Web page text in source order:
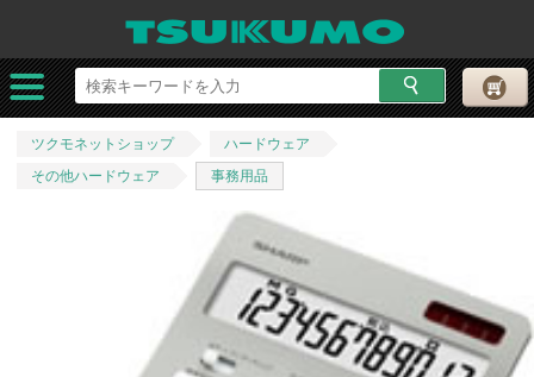
ツクモネットショップ
ハードウェア
その他ハードウェア
事務用品